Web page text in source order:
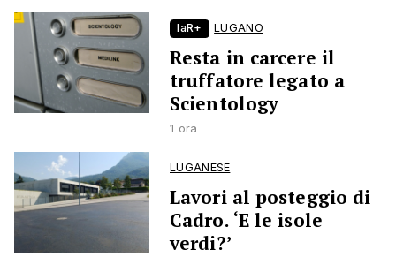
laR+ LUGANO
Resta in carcere il
truffatore legato a
Scientology
1 ora
LUGANESE
Lavori al posteggio di
Cadro. ‘E le isole
verdi?’